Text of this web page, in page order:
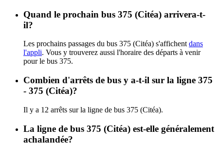
Quand le prochain bus 375 (Citéa) arrivera-t-
il?
Les prochains passages du bus 375 (Citéa) s'affichent dans
l'appli. Vous y trouverez aussi l'horaire des départs à venir
pour le bus 375.
Combien d'arrêts de bus y a-t-il sur la ligne 375
- 375 (Citéa)?
Il y a 12 arrêts sur la ligne de bus 375 (Citéa).
La ligne de bus 375 (Citéa) est-elle généralement
achalandée?